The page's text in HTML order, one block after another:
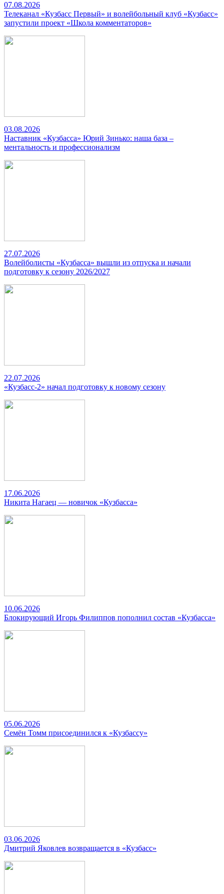
07.08.2026
Телеканал «Кузбасс Первый» и волейбольный клуб «Кузбасс»
запустили проект «Школа комментаторов»
03.08.2026
Наставник «Кузбасса» Юрий Зинько: наша база –
ментальность и профессионализм
27.07.2026
Волейболисты «Кузбасса» вышли из отпуска и начали
подготовку к сезону 2026/2027
22.07.2026
«Кузбасс-2» начал подготовку к новому сезону
17.06.2026
Никита Нагаец — новичок «Кузбасса»
10.06.2026
Блокирующий Игорь Филиппов пополнил состав «Кузбасса»
05.06.2026
Семён Томм присоединился к «Кузбассу»
03.06.2026
Дмитрий Яковлев возвращается в «Кузбасс»